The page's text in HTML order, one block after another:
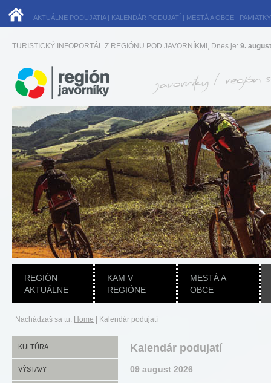
AKTUÁLNE PODUJATIA| KALENDÁR PODUJATÍ | MESTÁ A OBCE | PAMIATKY
TURISTICKÝ INFOPORTÁL Z REGIÓNU POD JAVORNÍKMI, Dnes je: 9.
REGIÓN
AKTUÁLNE
KAM V
REGIÓNE
MESTÁ A
OBCE
Nachádzaš sa tu: Home Kalendár podujatí
KULTÚRA
VÝSTAVY
Kalendár podujatí
09 august 2026